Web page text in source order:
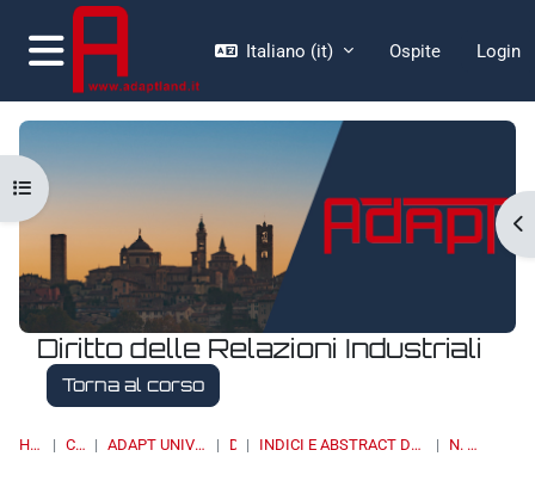
Vai al contenuto principale
Pannello laterale
Italiano ‎(it)‎ Ospite Login
Diritto delle Relazioni Industriali
Torna al corso
HOME CORSI ADAPT UNIVERSITY PRESS DRI INDICI E ABSTRACT DEI NUMERI PUBBLICATI N. 3/2020
Apri indice del corso